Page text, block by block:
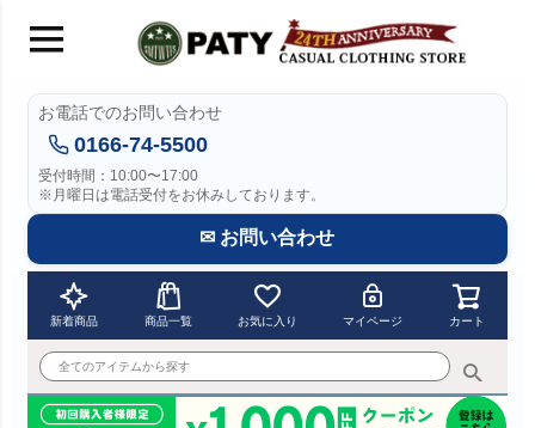
お電話でのお問い合わせ
0166-74-5500
受付時間：10:00〜17:00
※月曜日は電話受付をお休みしております。
✉ お問い合わせ
新着商品 商品一覧 お気に入り マイページ カート